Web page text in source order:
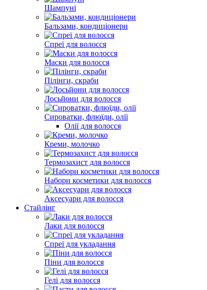
Шампуні
Бальзами, кондиціонери
Спреї для волосся
Маски для волосся
Пілінги, скраби
Лосьйони для волосся
Сироватки, флюїди, олії
Олії для волосся
Креми, молочко
Термозахист для волосся
Набори косметики для волосся
Аксесуари для волосся
Стайлінг
Лаки для волосся
Спреї для укладання
Піни для волосся
Гелі для волосся